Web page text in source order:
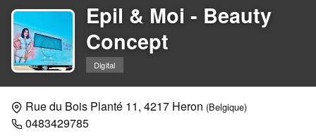
Epil & Moi - Beauty
Concept
Digital
Rue du Bois Planté 11, 4217 Heron (Belgique)
0483429785